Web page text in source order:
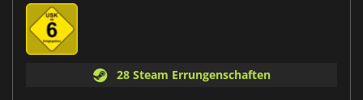
28 Steam Errungenschaften